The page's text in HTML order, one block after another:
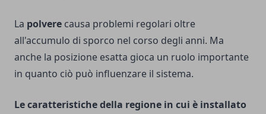
La polvere causa problemi regolari oltre
all'accumulo di sporco nel corso degli anni. Ma
anche la posizione esatta gioca un ruolo importante
in quanto ciò può influenzare il sistema.
Le caratteristiche della regione in cui è installato